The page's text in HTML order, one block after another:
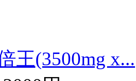
王(3500mg x...